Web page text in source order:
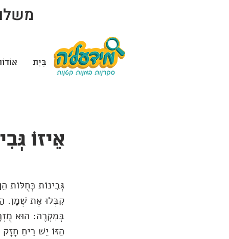
בַּיִת
אֵיזוֹ
גְּבִינוֹת כְּחֻלּוֹת
קִבְּלוּ אֶת שְׁמָן.
בְּמִקְרֶה: הוּא
הַזּוֹ יֵשׁ רֵיחַ